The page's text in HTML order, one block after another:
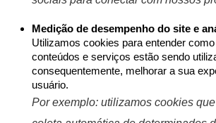
sociais para conectar com nossos
Medição de desempenho do site e
Utilizamos cookies para entender
conteúdos e serviços estão sendo
consequentemente, melhorar a sua
usuário.
Por exemplo: utilizamos cookies